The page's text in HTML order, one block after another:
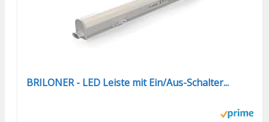
BRILONER - LED Leiste mit Ein/Aus-Schalter...